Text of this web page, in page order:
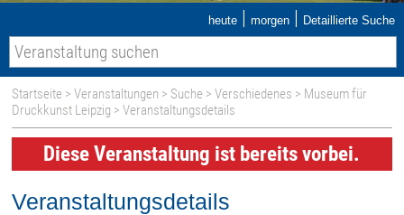
heute | morgen | Detaillierte Suche
Startseite >Veranstaltungen > Suche >Verschiedenes > Museum für
Druckkunst Leipzig > Veranstaltungsdetails
Diese Veranstaltung ist bereits vorbei.
Veranstaltungsdetails